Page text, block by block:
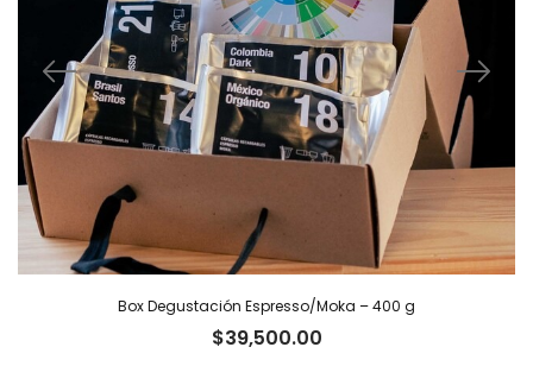
Box Degustación Espresso/Moka – 400 g
$39,500.00